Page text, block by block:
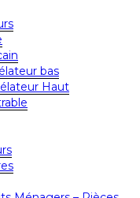
bas
Haut